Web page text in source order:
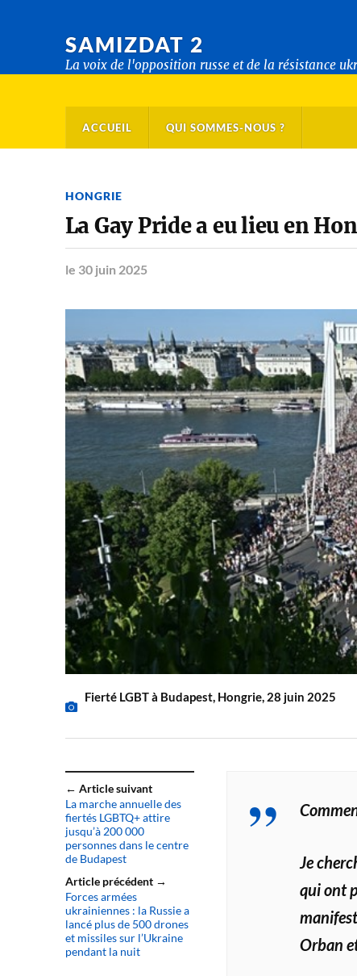
SAMIZDAT 2
La voix de l'opposition russe et de la résistance
ACCUEIL QUI SOMMES-NOUS ?
HONGRIE
La Gay Pride a eu lieu en
le 30 juin 2025
Fierté LGBT à Budapest, Hongrie, 28 juin 2025
← Article suivant
La marche annuelle des
fiertés LGBTQ+ attire
jusqu’à 200 000
personnes dans le centre
de Budapest
Article précédent →
Forces armées
ukrainiennes : la Russie a
lancé plus de 500 drones
et missiles sur l’Ukraine
pendant la nuit
Je
qui ont
Orban